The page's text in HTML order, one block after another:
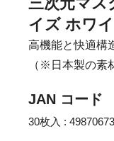
イズ ホワ
高機能と快適構
（※日本製の素
JAN コード
30枚入 :